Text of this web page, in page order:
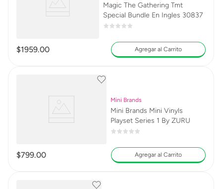
Magic The Gathering Tmt
Special Bundle En Ingles 30837
$1959.00 Agregar al Carrito
Mini Brands
Mini Brands Mini Vinyls
Playset Series 1 By ZURU
$799.00 Agregar al Carrito